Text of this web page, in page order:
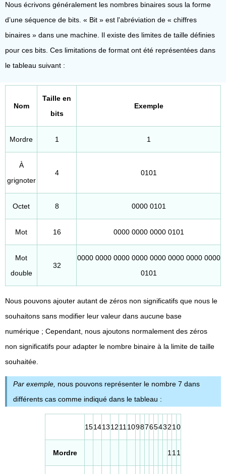
Nous écrivons généralement les nombres binaires sous la forme
d’une séquence de bits. « Bit » est l'abréviation de « chiffres
binaires » dans une machine. Il existe des limites de taille définies
pour ces bits. Ces limitations de format ont été représentées dans
le tableau suivant :
Nom
Taille en
bits
Exemple
Mordre 1 1
À
grignoter
4 0101
Octet 8 0000 0101
Mot 16 0000 0000 0000 0101
Mot
double
32
0000 0000 0000 0000 0000 0000 0000 0000
0101
Nous pouvons ajouter autant de zéros non significatifs que nous le
souhaitons sans modifier leur valeur dans aucune base
numérique ; Cependant, nous ajoutons normalement des zéros
non significatifs pour adapter le nombre binaire à la limite de taille
souhaitée.
Par exemple, nous pouvons représenter le nombre 7 dans
différents cas comme indiqué dans le tableau :
1514131211 10987654321 0
Mordre 1 1 1